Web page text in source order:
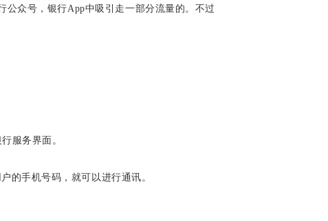
众号，银行App中吸引走一部分流量的。不过
服务界面。
的手机号码，就可以进行通讯。